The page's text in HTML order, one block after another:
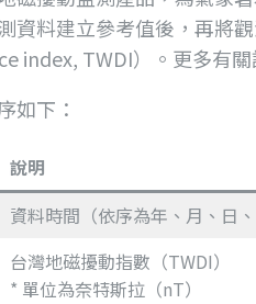
資料建立參考值後，再將
index, TWDI）。更多有
如下：
說明
資料時間（依序為年、月、日、
台灣地磁擾動指數（TWDI）
* 單位為奈特斯拉（nT）